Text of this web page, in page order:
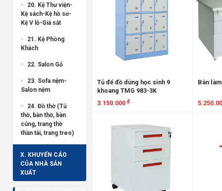
20. Kệ Thư viện-
Kệ sách-Kệ hồ sơ-
Kệ V lỗ-Giá sắt
21. Kệ Phòng
Khách
22. Salon Gỗ
23. Sofa nệm-
Salon nệm
24. Đồ thờ (Tủ
thờ, bàn thờ, bàn
cúng, trang thờ
thần tài, trang treo)
X. KHUYẾN CÁO
CỦA NHÀ SẢN
XUẤT
Tủ để đồ dùng học sinh 9
khoang TMG 983-3K
3.150.000 ₫
Bàn